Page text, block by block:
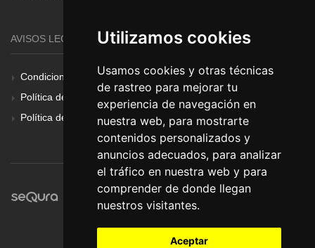
Utilizamos cookies
Usamos cookies y otras técnicas
de rastreo para mejorar tu
experiencia de navegación en
nuestra web, para mostrarte
contenidos personalizados y
anuncios adecuados, para analizar
el tráfico en nuestra web y para
comprender de donde llegan
nuestros visitantes.
Aceptar
AVISOS LEGALES
Condiciones Generales
Política de Cookies
Política de Privacidad